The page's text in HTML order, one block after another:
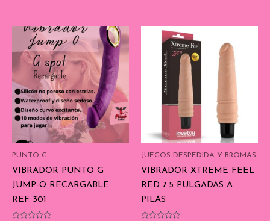
PUNTO G
VIBRADOR PUNTO G
JUMP-O RECARGABLE
REF 301
JUEGOS DESPEDIDA Y BROMAS
VIBRADOR XTREME FEEL
RED 7.5 PULGADAS A
PILAS